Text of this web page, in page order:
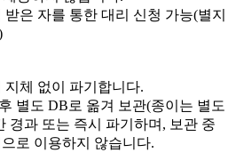
은 자를 통한 대리 신청 가능(별지
체 없이 파기합니다.
별도 DB로 옮겨 보관(종이는 별도
경과 또는 즉시 파기하며, 보관 중
로 이용하지 않습니다.